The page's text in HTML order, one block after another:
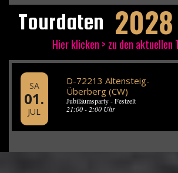
Tourdaten 2028
Hier klicken > zu den aktuellen
SA
01.
JUL
D-72213 Altensteig-
Überberg (CW)
Jubiläumsparty - Festzelt
21:00 - 2:00 Uhr